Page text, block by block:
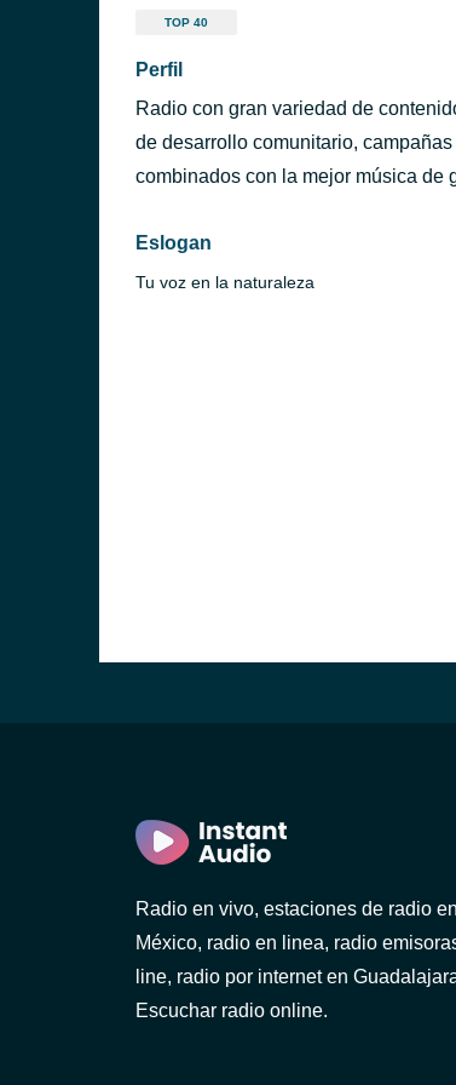
TOP 40
Perfil
Radio con gran variedad de
de desarrollo comunitario,
combinados con la mejor música de
Eslogan
Tu voz en la naturaleza
Radio en vivo, estaciones de radio en
México, radio en linea, radio
line, radio por internet en
Escuchar radio online.